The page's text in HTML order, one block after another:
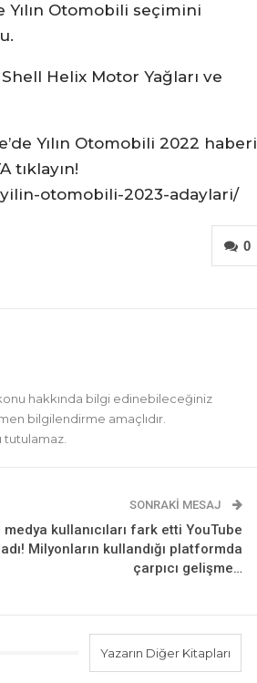
Otomobili seçimini
Helix Motor Yağları ve
Yılın Otomobili 2022 haberi
tıklayın!
otomobili-2023-adaylari/
0
hakkında bilgi edinebileceğiniz
bilgilendirme amaçlıdır.
SONRAKI MESAJ
medya kullanıcıları fark etti YouTube
Milyonların kullandığı platformda
çarpıcı gelişme…
Yazarın Diğer Kitapları